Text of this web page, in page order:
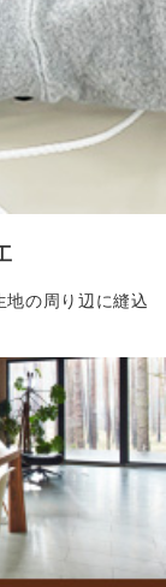
地の周り辺に縫込